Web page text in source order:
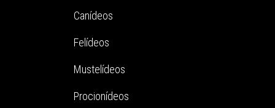
Canídeos
Felídeos
Mustelídeos
Procionídeos